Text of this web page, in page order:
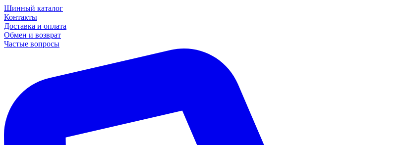
Шинный каталог
Контакты
Доставка и оплата
Обмен и возврат
Частые вопросы